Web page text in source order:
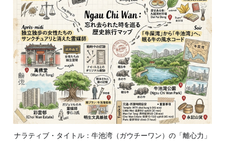
ナラティブ・タイトル：牛池湾（ガウチーワン）の「離心力」